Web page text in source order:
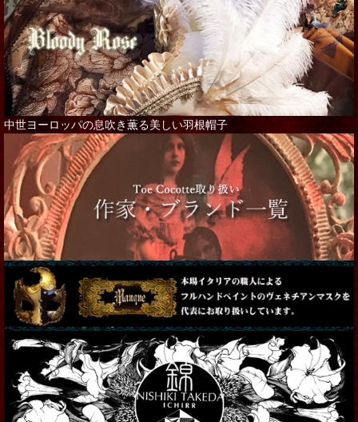
中世ヨーロッパの息吹き薫る美しい羽根帽子